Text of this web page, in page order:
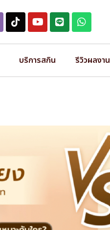
บริการสกิน รีวิวผลงาน